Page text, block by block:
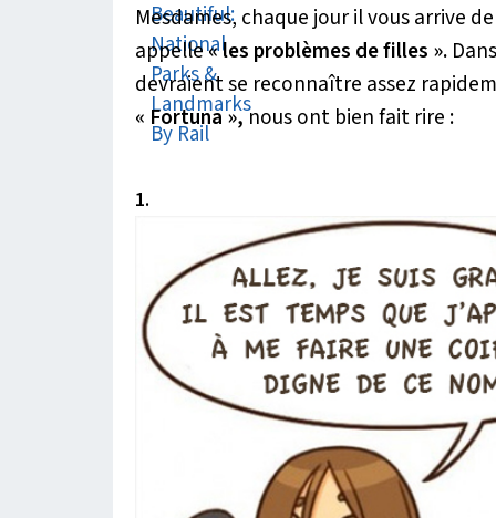
Mesdames, chaque jour il vous arrive
appelle« les problèmes de filles ».
devraient se reconnaître assez
« Fortuna »,nous ont bien fait rire :
1.